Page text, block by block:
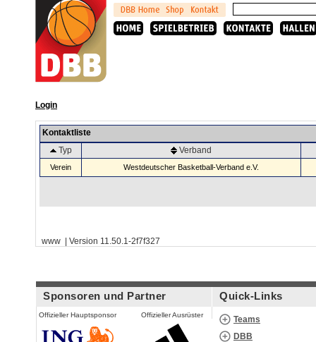
Login
Kontaktliste
Typ
Verband
Verein Westdeutscher Basketball-Verband e.V.
www | Version 11.50.1-2f7f327
Sponsoren und Partner
Offizieller Hauptsponsor Offizieller Ausrüster
Quick-Links
Teams
DBB